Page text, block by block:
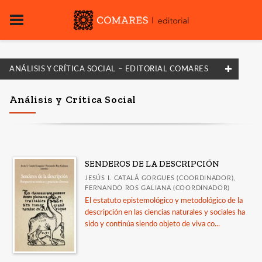
ANÁLISIS Y CRÍTICA SOCIAL – EDITORIAL COMARES
FILTRADO POR:
MATERIAS
Poesía
Ensayos
Narrativa
Teatro
Análisis y Crítica Social
SENDEROS DE LA DESCRIPCIÓN
JESÚS I. CATALÁ GORGUES (COORDINADOR),
FERNANDO ROS GALIANA (COORDINADOR)
El estatuto epistemológico y metodológico de la
descripción en las ciencias naturales y sociales ha
sido y continúa siendo objeto de viva co...